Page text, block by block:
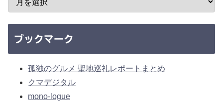
ブックマーク
孤独のグルメ 聖地巡礼レポートまとめ
クマデジタル
mono-logue